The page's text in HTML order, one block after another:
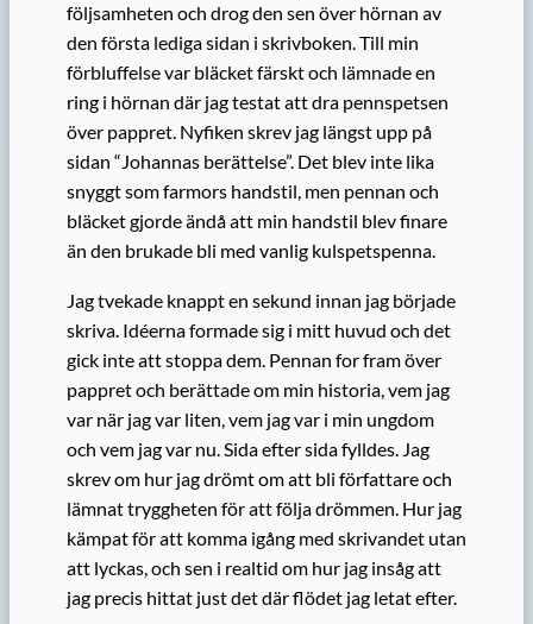
följsamheten och drog den sen över hörnan av
den första lediga sidan i skrivboken. Till min
förbluffelse var bläcket färskt och lämnade en
ring i hörnan där jag testat att dra pennspetsen
över pappret. Nyfiken skrev jag längst upp på
sidan “Johannas berättelse”. Det blev inte lika
snyggt som farmors handstil, men pennan och
bläcket gjorde ändå att min handstil blev finare
än den brukade bli med vanlig kulspetspenna.
Jag tvekade knappt en sekund innan jag började
skriva. Idéerna formade sig i mitt huvud och det
gick inte att stoppa dem. Pennan for fram över
pappret och berättade om min historia, vem jag
var när jag var liten, vem jag var i min ungdom
och vem jag var nu. Sida efter sida fylldes. Jag
skrev om hur jag drömt om att bli författare och
lämnat tryggheten för att följa drömmen. Hur jag
kämpat för att komma igång med skrivandet utan
att lyckas, och sen i realtid om hur jag insåg att
jag precis hittat just det där flödet jag letat efter.